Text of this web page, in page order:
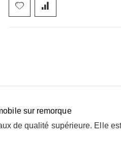
sur remorque
de qualité supérieure. Elle